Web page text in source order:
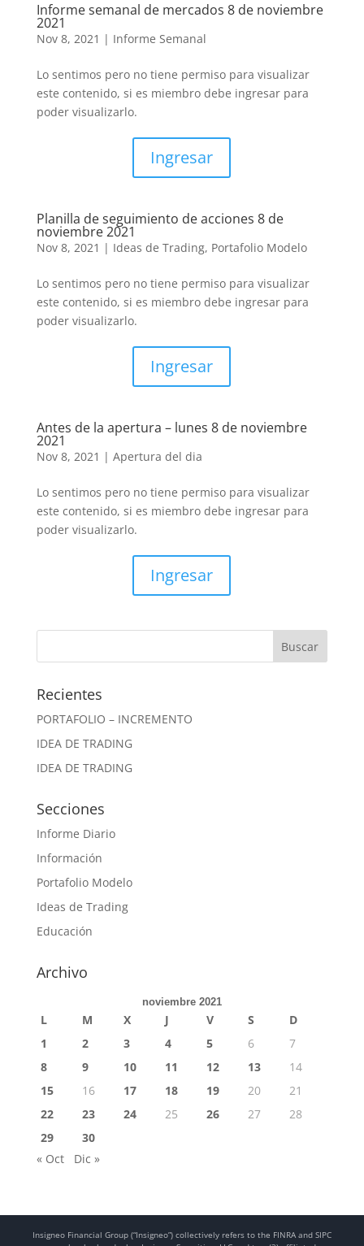
Informe semanal de mercados 8 de noviembre
2021
Nov 8, 2021 | Informe Semanal
Lo sentimos pero no tiene permiso para visualizar
este contenido, si es miembro debe ingresar para
poder visualizarlo.
Ingresar
Planilla de seguimiento de acciones 8 de
noviembre 2021
Nov 8, 2021 | Ideas de Trading, Portafolio Modelo
Lo sentimos pero no tiene permiso para visualizar
este contenido, si es miembro debe ingresar para
poder visualizarlo.
Ingresar
Antes de la apertura – lunes 8 de noviembre
2021
Nov 8, 2021 | Apertura del dia
Lo sentimos pero no tiene permiso para visualizar
este contenido, si es miembro debe ingresar para
poder visualizarlo.
Ingresar
Recientes
PORTAFOLIO – INCREMENTO
IDEA DE TRADING
IDEA DE TRADING
Secciones
Informe Diario
Información
Portafolio Modelo
Ideas de Trading
Educación
Archivo
noviembre 2021
L M X J V S
D
1
2 3 4 5 6
7
8
9 10 11 12 13
14
15
16 17 18 19 20
21
22
23 24 25 26 27
28
29
30
« Oct
Dic »
Insigneo Financial Group (“Insigneo”) collectively refers to the FINRA and SIPC